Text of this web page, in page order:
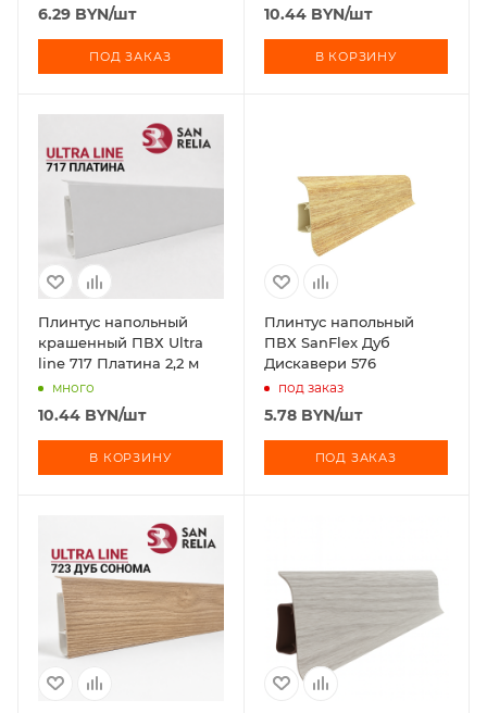
6.29 BYN/шт
ПОД ЗАКАЗ
10.44BYN/шт
В КОРЗИНУ
Плинтус напольный
крашенный ПВХ Ultra
line 717 Платина 2,2 м
много
10.44 BYN/шт
В КОРЗИНУ
Плинтус напольный
ПВХ SanFlex Дуб
Дискавери 576
под заказ
5.78BYN/шт
ПОД ЗАКАЗ